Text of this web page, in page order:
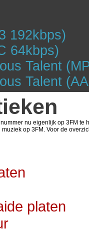
192kbps)
64kbps)
Talent
Talent
nu eigenlijk op 3FM
op 3FM. Voor de
platen